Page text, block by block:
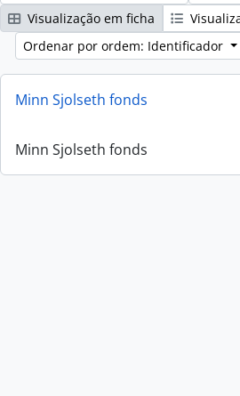
Visualização em ficha
Ordenar por ordem: Identificador
Minn Sjolseth fonds
Minn Sjolseth fonds